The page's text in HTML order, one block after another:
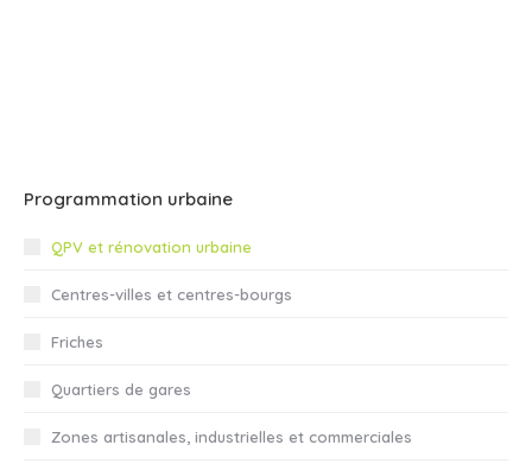
Programmation urbaine
QPV et rénovation urbaine
Centres-villes et centres-bourgs
Friches
Quartiers de gares
Zones artisanales, industrielles et commerciales